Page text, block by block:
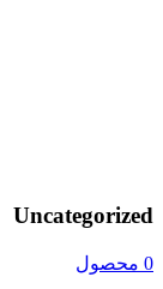
Uncategorized
0 محصول